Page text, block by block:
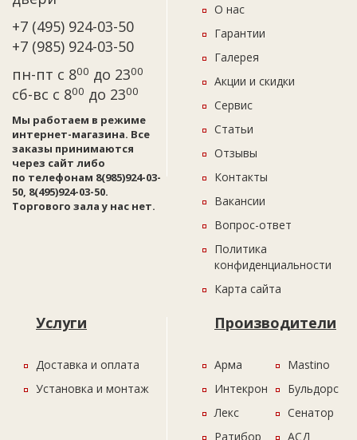
+7 (495) 924-03-50
+7 (985) 924-03-50
пн-пт с 800 до 2300
сб-вс с 800 до 2300
Мы работаем в режиме
интернет-магазина. Все
заказы принимаются
через сайт либо
по телефонам 8(985)924-03-
50, 8(495)924-03-50.
Торгового зала у нас нет.
О нас
Гарантии
Галерея
Акции и скидки
Сервис
Статьи
Отзывы
Контакты
Вакансии
Вопрос-ответ
Политика
конфиденциальности
Карта сайта
Услуги
Доставка и оплата
Установка и монтаж
Производители
Арма
Интекрон
Лекс
Ратибор
Mastino
Бульдорс
Сенатор
АСД